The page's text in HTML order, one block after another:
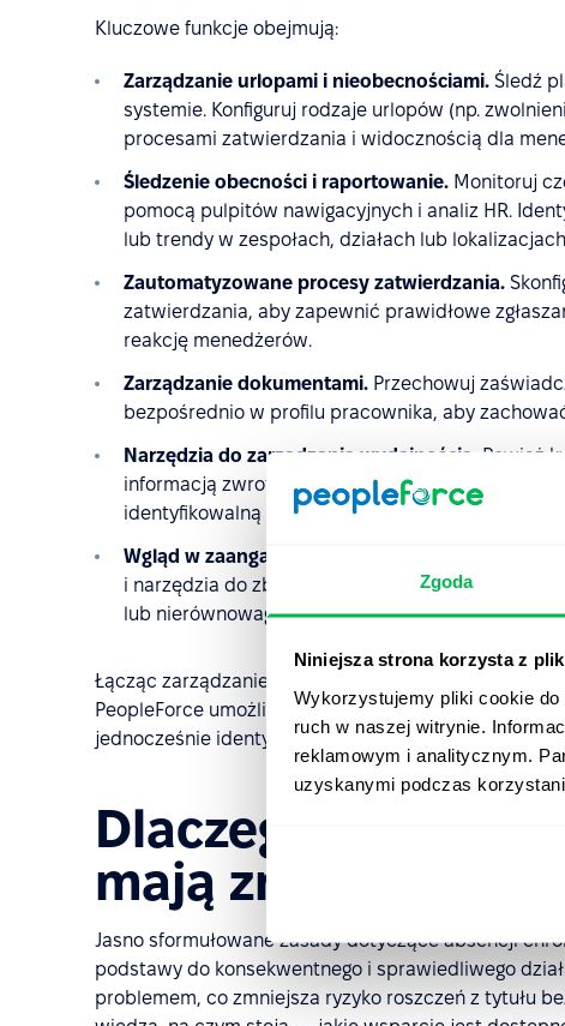
Zgoda
Niniejsza strona korzysta z
Wykorzystujemy pliki cookie
ruch w naszej witrynie.
reklamowym i analitycznym.
uzyskanymi podczas
Kluczowe funkcje obejmują:
Zarządzanie urlopami i nieobecnościami. Śledź
systemie. Konfiguruj rodzaje urlopów (np.
procesami zatwierdzania i widocznością dla
Śledzenie obecności i raportowanie. Monitoruj
pomocą pulpitów nawigacyjnych i analiz HR.
lub trendy w zespołach, działach lub
Zautomatyzowane procesy zatwierdzania.
zatwierdzania, aby zapewnić prawidłowe
reakcję menedżerów.
Zarządzanie dokumentami. Przechowuj
bezpośrednio w profilu pracownika, aby
Narzędzia do zarządzania wydajnością. Powiąż
informacją zwrotną, notatkami 1:1 lub planami
identyfikowalną dokumentację.
Wgląd w zaangażowanie i samopoczucie
i narzędzia do zbierania informacji zwrotnej, aby
lub nierównowagę obciążenia pracą, które mogą
Łącząc zarządzanie urlopami, analitykę,
PeopleForce umożliwia zespołom HR
jednocześnie identyfikowanie podstawowych
Dlaczego zasady
mają znaczenie w
Jasno sformułowane zasady dotyczące absencji
podstawy do konsekwentnego i sprawiedliwego
problemem, co zmniejsza ryzyko roszczeń z tytułu